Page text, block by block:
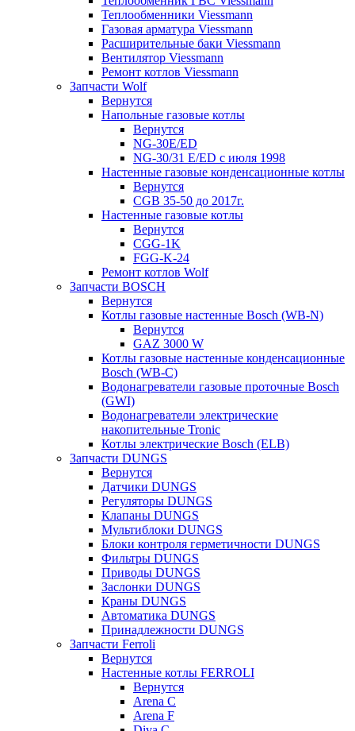
Теплообменники Viessmann
Газовая арматура Viessmann
Расширительные баки Viessmann
Вентилятор Viessmann
Ремонт котлов Viessmann
Запчасти Wolf
Вернутся
Напольные газовые котлы
Вернутся
NG-30E/ED
NG-30/31 E/ED с июля 1998
Настенные газовые конденсационные котлы
Вернутся
CGB 35-50 до 2017г.
Настенные газовые котлы
Вернутся
CGG-1K
FGG-K-24
Ремонт котлов Wolf
Запчасти BOSCH
Вернутся
Котлы газовые настенные Bosch (WB-N)
Вернутся
GAZ 3000 W
Котлы газовые настенные конденсационные
Bosch (WB-C)
Водонагреватели газовые проточные Bosch
(GWI)
Водонагреватели электрические
накопительные Tronic
Котлы электрические Bosch (ELB)
Запчасти DUNGS
Вернутся
Датчики DUNGS
Регуляторы DUNGS
Клапаны DUNGS
Мультиблоки DUNGS
Блоки контроля герметичности DUNGS
Фильтры DUNGS
Приводы DUNGS
Заслонки DUNGS
Краны DUNGS
Автоматика DUNGS
Принадлежности DUNGS
Запчасти Ferroli
Вернутся
Настенные котлы FERROLI
Вернутся
Arena C
Arena F